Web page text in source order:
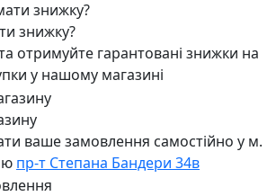
знижку?
отримуйте гарантовані знижки на
у нашому магазині
ваше замовлення самостійно у м.
пр-т Степана Бандери 34в